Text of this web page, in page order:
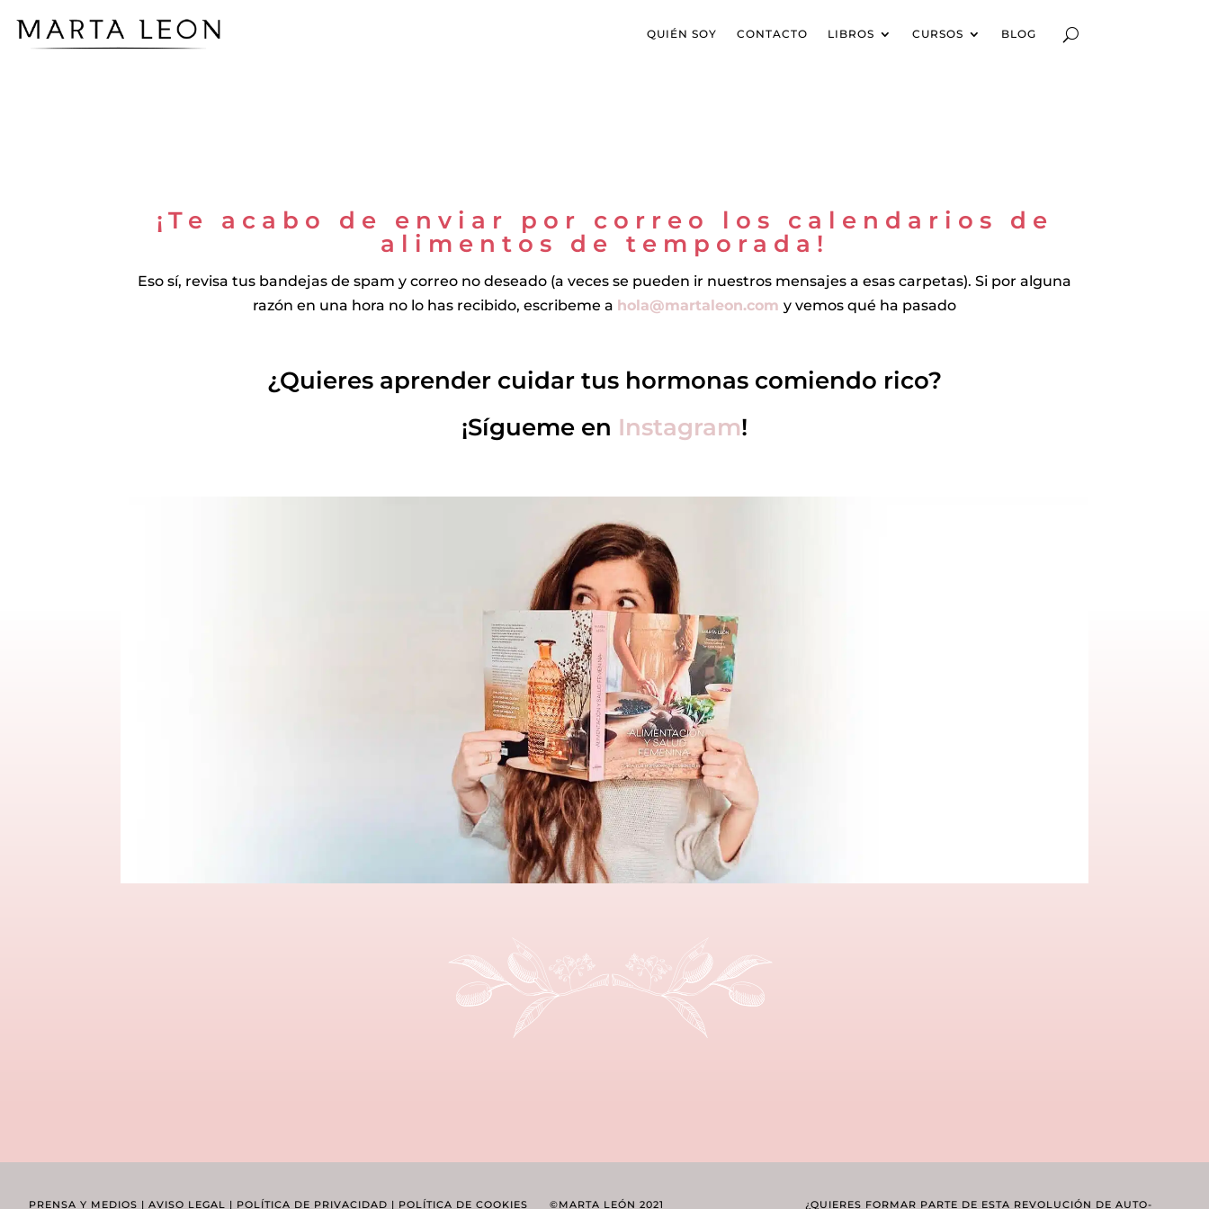
QUIÉN SOY CONTACTO LIBROS CURSOS BLOG
¡Te acabo de enviar por correo los calendarios de
alimentos de temporada!
Eso sí, revisa tus bandejas de spam y correo no deseado (a veces se pueden ir nuestros mensajes a esas carpetas). Si por alguna
razón en una hora no lo has recibido, escribeme a hola@martaleon.com y vemos qué ha pasado
¿Quieres aprender cuidar tus hormonas comiendo rico?
¡Sígueme en Instagram!
PRENSA Y MEDIOS |AVISO LEGAL | POLÍTICA DE PRIVACIDAD | POLÍTICA DE COOKIES ©MARTA LEÓN 2021 ¿QUIERES FORMAR PARTE DE ESTA REVOLUCIÓN DE AUTO-